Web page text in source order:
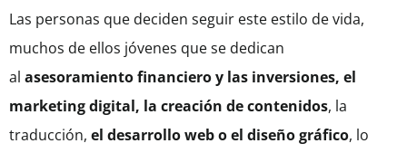
Las personas que deciden seguir este estilo de vida,
muchos de ellos jóvenes que se dedican
al asesoramiento financiero y las inversiones, el
marketing digital, la creación de contenidos, la
traducción, el desarrollo web o el diseño gráfico, lo